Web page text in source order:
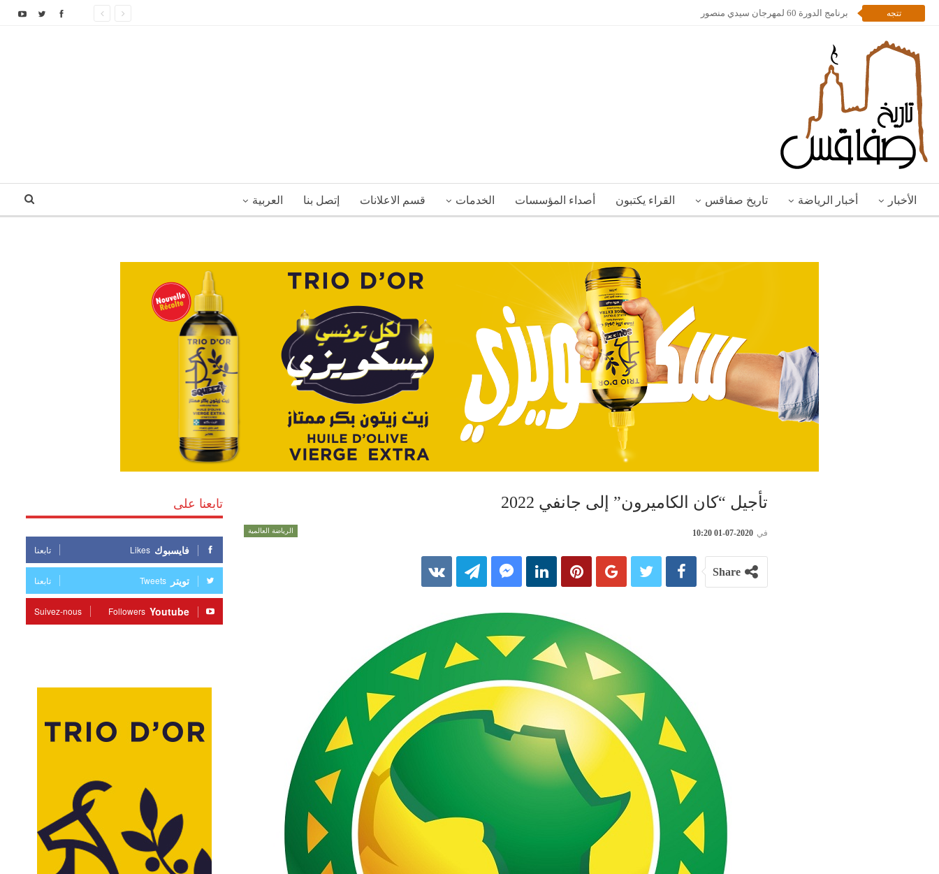
تتجه برنامج الدورة 60 لمهرجان سيدي منصور
الأخبار أخبار الرياضة تاريخ صفاقس القراء يكتبون أصداء المؤسسات الخدمات قسم الاعلانات إتصل بنا العربية
تأجيل “كان الكاميرون” إلى جانفي 2022
الرياضة العالمية في 2020-07-01 10:20
Share
تابعنا على
فايسبوك Likes تابعنا
تويتر Tweets تابعنا
Youtube
Followers
Suivez-nous